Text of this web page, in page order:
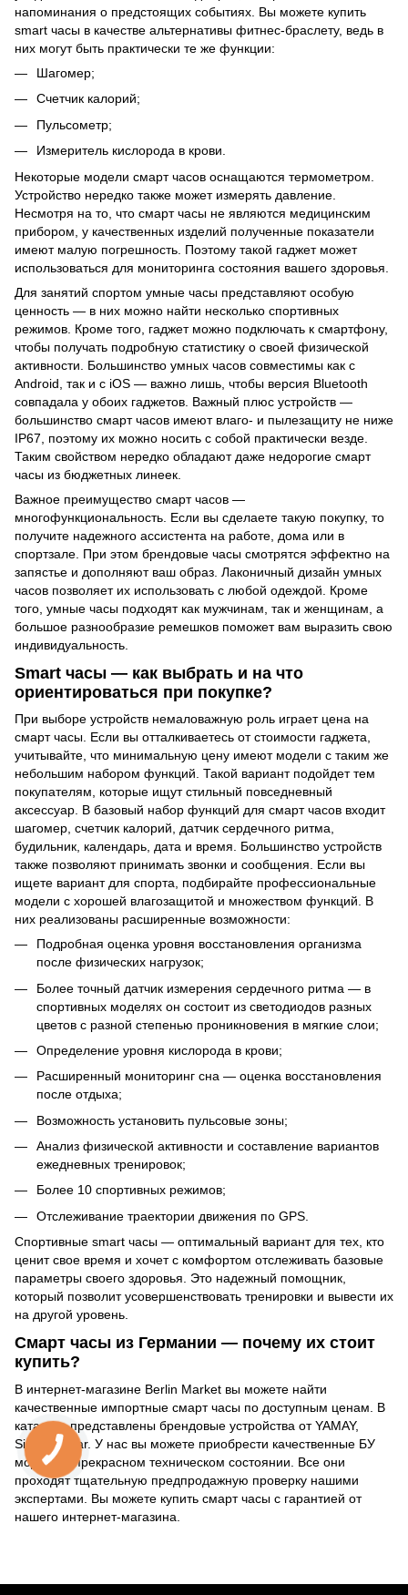
напоминания о предстоящих событиях. Вы можете купить
smart часы в качестве альтернативы фитнес-браслету, ведь в
них могут быть практически те же функции:
Шагомер;
Счетчик калорий;
Пульсометр;
Измеритель кислорода в крови.
Некоторые модели смарт часов оснащаются термометром.
Устройство нередко также может измерять давление.
Несмотря на то, что смарт часы не являются медицинским
прибором, у качественных изделий полученные показатели
имеют малую погрешность. Поэтому такой гаджет может
использоваться для мониторинга состояния вашего здоровья.
Для занятий спортом умные часы представляют особую
ценность — в них можно найти несколько спортивных
режимов. Кроме того, гаджет можно подключать к смартфону,
чтобы получать подробную статистику о своей физической
активности. Большинство умных часов совместимы как с
Android, так и с iOS — важно лишь, чтобы версия Bluetooth
совпадала у обоих гаджетов. Важный плюс устройств —
большинство смарт часов имеют влаго- и пылезащиту не ниже
IP67, поэтому их можно носить с собой практически везде.
Таким свойством нередко обладают даже недорогие смарт
часы из бюджетных линеек.
Важное преимущество смарт часов —
многофункциональность. Если вы сделаете такую покупку, то
получите надежного ассистента на работе, дома или в
спортзале. При этом брендовые часы смотрятся эффектно на
запястье и дополняют ваш образ. Лаконичный дизайн умных
часов позволяет их использовать с любой одеждой. Кроме
того, умные часы подходят как мужчинам, так и женщинам, а
большое разнообразие ремешков поможет вам выразить свою
индивидуальность.
Smart часы — как выбрать и на что
ориентироваться при покупке?
При выборе устройств немаловажную роль играет цена на
смарт часы. Если вы отталкиваетесь от стоимости гаджета,
учитывайте, что минимальную цену имеют модели с таким же
небольшим набором функций. Такой вариант подойдет тем
покупателям, которые ищут стильный повседневный
аксессуар. В базовый набор функций для смарт часов входит
шагомер, счетчик калорий, датчик сердечного ритма,
будильник, календарь, дата и время. Большинство устройств
также позволяют принимать звонки и сообщения. Если вы
ищете вариант для спорта, подбирайте профессиональные
модели с хорошей влагозащитой и множеством функций. В
них реализованы расширенные возможности:
Подробная оценка уровня восстановления организма
после физических нагрузок;
Более точный датчик измерения сердечного ритма — в
спортивных моделях он состоит из светодиодов разных
цветов с разной степенью проникновения в мягкие слои;
Определение уровня кислорода в крови;
Расширенный мониторинг сна — оценка восстановления
после отдыха;
Возможность установить пульсовые зоны;
Анализ физической активности и составление вариантов
ежедневных тренировок;
Более 10 спортивных режимов;
Отслеживание траектории движения по GPS.
Спортивные smart часы — оптимальный вариант для тех, кто
ценит свое время и хочет с комфортом отслеживать базовые
параметры своего здоровья. Это надежный помощник,
который позволит усовершенствовать тренировки и вывести их
на другой уровень.
Смарт часы из Германии — почему их стоит
купить?
В интернет-магазине Berlin Market вы можете найти
качественные импортные смарт часы по доступным ценам. В
каталоге представлены брендовые устройства от YAMAY,
Sigma, Polar. У нас вы можете приобрести качественные БУ
модели в прекрасном техническом состоянии. Все они
проходят тщательную предпродажную проверку нашими
экспертами. Вы можете купить смарт часы с гарантией от
нашего интернет-магазина.